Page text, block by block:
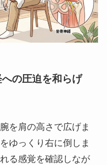
の圧迫を和らげ
を肩の高さで広げま
ゆっくり右に倒しま
る感覚を確認しなが